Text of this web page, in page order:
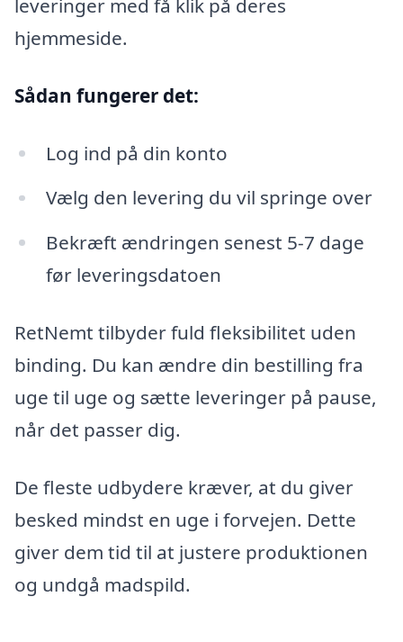
leveringer med få klik på deres
hjemmeside.
Sådan fungerer det:
Log ind på din konto
Vælg den levering du vil springe over
Bekræft ændringen senest 5-7 dage
før leveringsdatoen
RetNemt tilbyder fuld fleksibilitet uden
binding. Du kan ændre din bestilling fra
uge til uge og sætte leveringer på pause,
når det passer dig.
De fleste udbydere kræver, at du giver
besked mindst en uge i forvejen. Dette
giver dem tid til at justere produktionen
og undgå madspild.